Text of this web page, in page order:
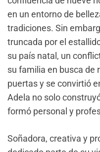
en un entorno de
tradiciones. Sin
truncada por el
su país natal, un
su familia en busca de
puertas y se convirtió
Adela no solo
formó personal y
Soñadora, creativa y